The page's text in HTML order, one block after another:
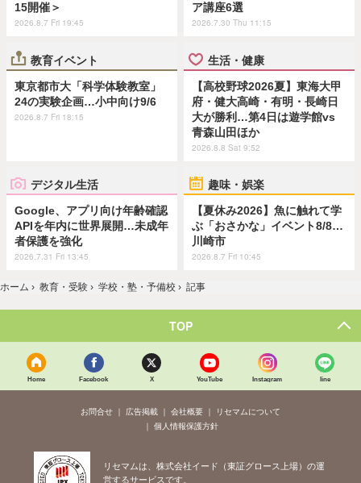
15開催＞
2026.8.7 Fri 19:45
ア講座6選
2026.7.30 Thu 11:15
教育イベント
東京都市大「科学体験教室」
24の実験企画…小中向け9/6
2026.8.7 Fri 18:15
生活・健康
【高校野球2026夏】東海大甲
府・健大高崎・有明・長崎日
大が勝利…第4日は遊学館vs
青森山田ほか
2026.8.8 Sat 9:52
デジタル生活
Google、アプリ向け年齢確認
APIを年内に世界展開…未成年
者保護を強化
2026.7.31 Fri 13:45
趣味・娯楽
【夏休み2026】魚に触れて学
ぶ「おさかな」イベント8/8…
川崎市
2026.8.7 Fri 10:45
ホーム › 教育・受験 › 学校・塾・予備校 › 記事
TOP
Home Facebook X YouTube Instagram line
お問合せ 広告掲載 会社概要
リセマムについて
個人情報保護方針
リセマムは、株式会社イード（東証グロース上場）の運
営するサービスです。